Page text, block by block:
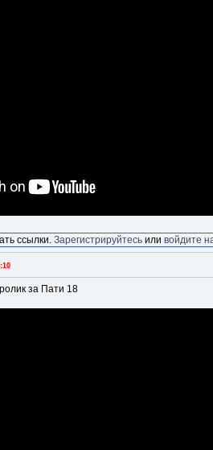
ссылки.Зарегистрируйтесь иливойдите
за Пати 18